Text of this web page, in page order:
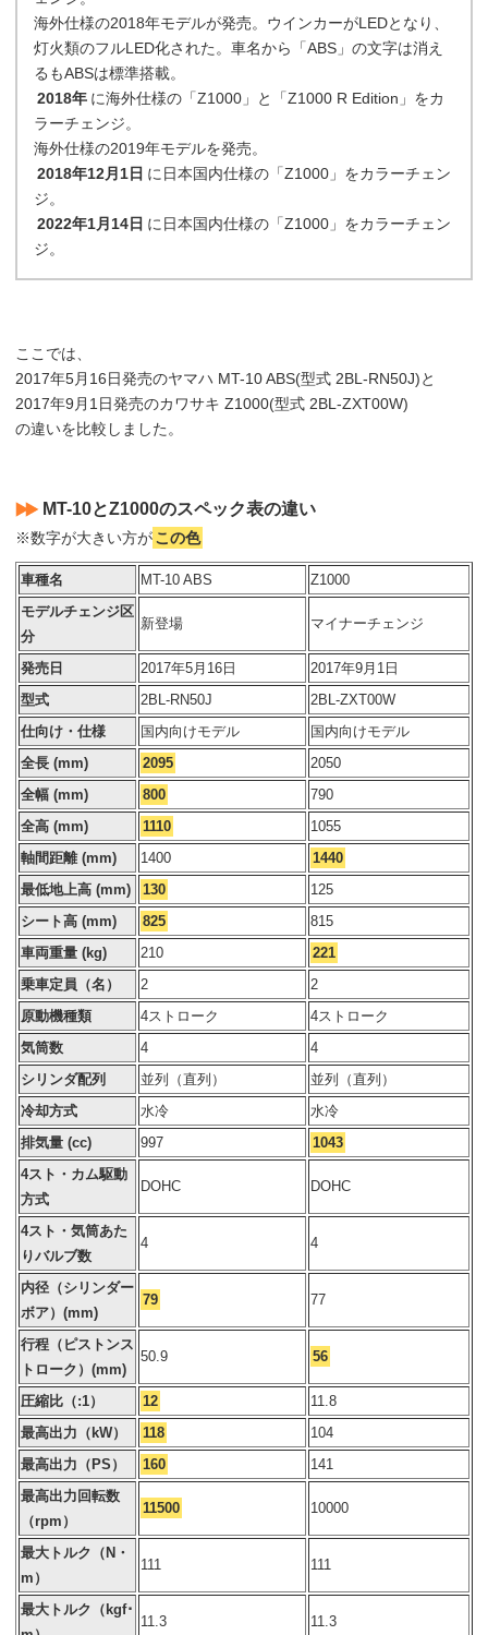
海外仕様の2018年モデルが発売。ウインカーがLEDとなり、
灯火類のフルLED化された。車名から「ABS」の文字は消え
るもABSは標準搭載。
2018年 に海外仕様の「Z1000」と「Z1000 R Edition」をカ
ラーチェンジ。
海外仕様の2019年モデルを発売。
2018年12月1日 に日本国内仕様の「Z1000」をカラーチェン
ジ。
2022年1月14日 に日本国内仕様の「Z1000」をカラーチェン
ジ。
ここでは、
2017年5月16日発売のヤマハ MT-10 ABS(型式 2BL-RN50J)と
2017年9月1日発売のカワサキ Z1000(型式 2BL-ZXT00W)
の違いを比較しました。
MT-10とZ1000のスペック表の違い
※数字が大きい方がこの色
車種名 MT-10 ABS
Z1000
モデルチェンジ区
分
新登場 マイナーチェンジ
発売日 2017年5月16日
2017年9月1日
型式
2BL-RN50J
2BL-ZXT00W
仕向け・仕様
国内向けモデル
国内向けモデル
全長 (mm)
2095
2050
全幅 (mm)
800
790
全高 (mm)
1110
1055
軸間距離 (mm)
1400
1440
最低地上高 (mm)
130
125
シート高 (mm)
825
815
車両重量 (kg)
210
221
乗車定員（名）
2
2
原動機種類
4ストローク
4ストローク
気筒数
4
4
シリンダ配列
並列（直列）
並列（直列）
冷却方式
水冷
水冷
排気量 (cc)
997
1043
4スト・カム駆動
方式
DOHC DOHC
4スト・気筒あた
りバルブ数
4 4
内径（シリンダー
ボア）(mm)
79 77
行程（ピストンス
トローク）(mm)
50.9 56
圧縮比（:1） 12
11.8
最高出力（kW）
118
104
最高出力（PS）
160
141
最高出力回転数
（rpm）
11500 10000
最大トルク（N・
m）
111 111
最大トルク（kgf･
11.3 11.3